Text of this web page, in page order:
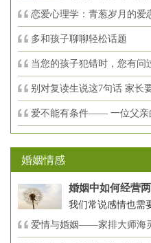
恋爱心理学：青葱岁月的爱
多和孩子聊聊轻松话题
当您的孩子犯错时，您有问
别对复读生说这7句话 家长
爱不能有条件—— 一位父亲
婚姻情感
婚姻中如何经营
我们常说感情也需
爱情与婚姻——家排大师海